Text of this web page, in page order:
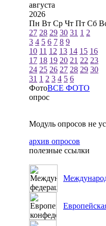
августа
2026
Пн Вт Ср Чт Пт Сб
27 28 29 30 31 1 2
3 4 5 6 7 8 9
10 11 12 13 14 15 16
17 18 19 20 21 22 23
24 25 26 27 28 29 30
31 1 2 3 4 5 6
ФотоВСЕ ФОТО
опрос
Модуль опросов не
архив опросов
полезные ссылки